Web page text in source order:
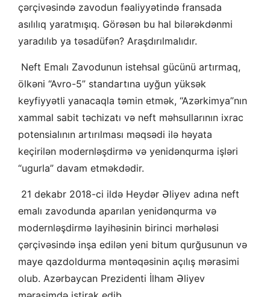
çərçivəsində zavodun fəaliyyətində fransada
asılılıq yaratmışıq. Görəsən bu hal bilərəkdənmi
yaradılıb ya təsadüfən? Araşdırılmalıdır.
Neft Emalı Zavodunun istehsal gücünü artırmaq,
ölkəni “Avro-5” standartına uyğun yüksək
keyfiyyətli yanacaqla təmin etmək, “Azərkimya”nın
xammal sabit təchizatı və neft məhsullarının ixrac
potensialının artırılması məqsədi ilə həyata
keçirilən modernləşdirmə və yenidənqurma işləri
“ugurla” davam etməkdədir.
21 dekabr 2018-ci ildə Heydər Əliyev adına neft
emalı zavodunda aparılan yenidənqurma və
modernləşdirmə layihəsinin birinci mərhələsi
çərçivəsində inşa edilən yeni bitum qurğusunun və
maye qazdoldurma məntəqəsinin açılış mərasimi
olub. Azərbaycan Prezidenti İlham Əliyev